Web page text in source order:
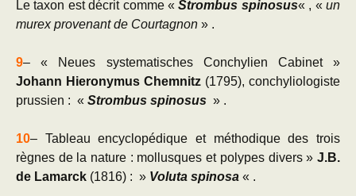
Le taxon est décrit comme «Strombus spinosus« , «un
murex provenant de Courtagnon » .
9– « Neues systematisches Conchylien Cabinet »
Johann Hieronymus Chemnitz (1795), conchyliologiste
prussien : « Strombus spinosus » .
10– Tableau encyclopédique et méthodique des trois
règnes de la nature : mollusques et polypes divers » J.B.
de Lamarck (1816) : » Voluta spinosa « .